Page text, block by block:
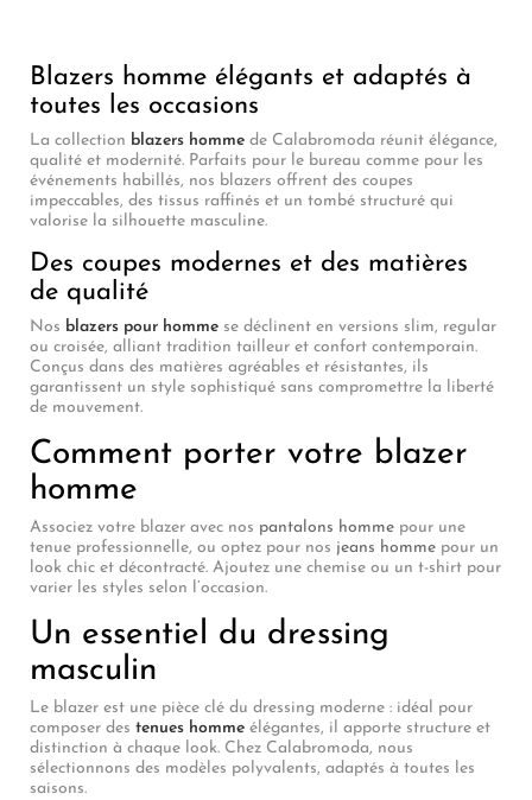
Blazers homme élégants et adaptés à
toutes les occasions
La collection blazers homme de Calabromoda réunit élégance,
qualité et modernité. Parfaits pour le bureau comme pour les
événements habillés, nos blazers offrent des coupes
impeccables, des tissus raffinés et un tombé structuré qui
valorise la silhouette masculine.
Des coupes modernes et des matières
de qualité
Nos blazers pour homme se déclinent en versions slim, regular
ou croisée, alliant tradition tailleur et confort contemporain.
Conçus dans des matières agréables et résistantes, ils
garantissent un style sophistiqué sans compromettre la liberté
de mouvement.
Comment porter votre blazer
homme
Associez votre blazer avec nos pantalons homme pour une
tenue professionnelle, ou optez pour nos jeans homme pour un
look chic et décontracté. Ajoutez une chemise ou un t-shirt pour
varier les styles selon l’occasion.
Un essentiel du dressing
masculin
Le blazer est une pièce clé du dressing moderne : idéal pour
composer des tenues homme élégantes, il apporte structure et
distinction à chaque look. Chez Calabromoda, nous
sélectionnons des modèles polyvalents, adaptés à toutes les
saisons.